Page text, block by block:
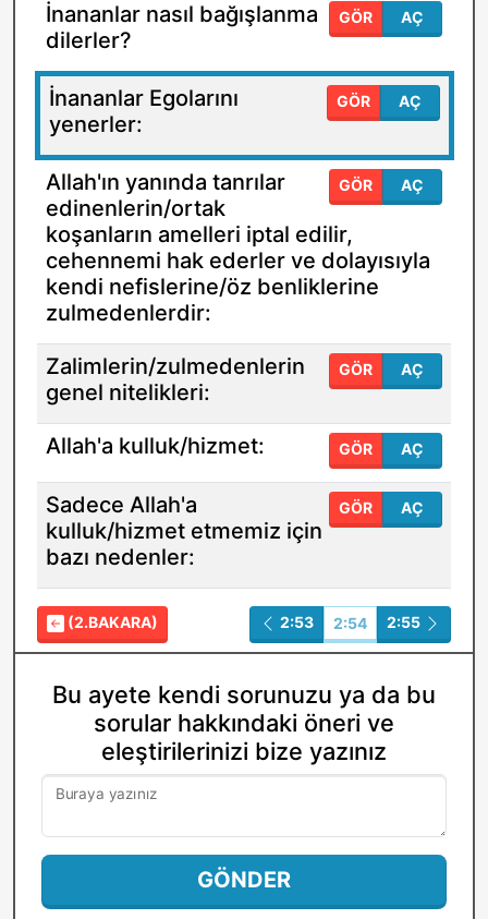
GÖR AÇ
İnananlar nasıl bağışlanma
dilerler?
GÖR AÇ
İnananlar Egolarını
yenerler:
GÖR AÇ
Allah'ın yanında tanrılar
edinenlerin/ortak
koşanların amelleri iptal edilir,
cehennemi hak ederler ve dolayısıyla
kendi nefislerine/öz benliklerine
zulmedenlerdir:
GÖR AÇ
Zalimlerin/zulmedenlerin
genel nitelikleri:
GÖR AÇ
Allah'a kulluk/hizmet:
GÖR AÇ
Sadece Allah'a
kulluk/hizmet etmemiz için
bazı nedenler:
(2.BAKARA) 2:53 2:54 2:55
Bu ayete kendi sorunuzu ya da bu
sorular hakkındaki öneri ve
eleştirilerinizi bize yazınız
Buraya yazınız
GÖNDER